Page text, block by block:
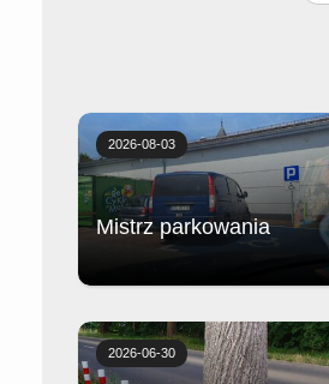
24cm), 4,00 (duża 40cm) -
małej pizzy 21,90
Mistrz parkowania
2026-08-03
2026-06-30